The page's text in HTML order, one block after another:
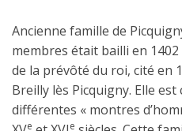
Ancienne famille de
membres était bailli en
de la prévôté du roi, cité en
Breilly lès Picquigny. Elle
différentes « montres
e e